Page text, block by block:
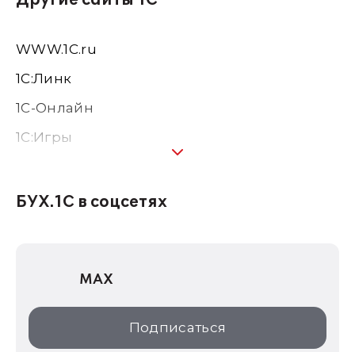
WWW.1С.ru
1С:Линк
1С-Онлайн
1C:Игры
1С:Консалтинг
1С:Дистрибьюция
1С:Образование
ИТС.1C.ru
БУХ.1С в соцсетях
MAX
Подписаться